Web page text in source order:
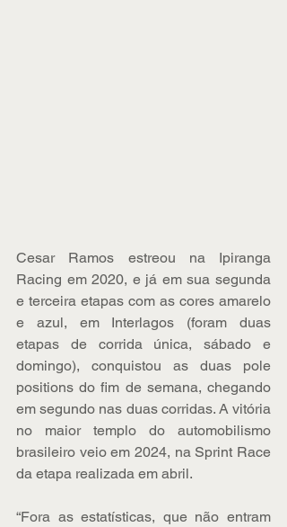
Cesar Ramos estreou na Ipiranga
Racing em 2020, e já em sua segunda
e terceira etapas com as cores amarelo
e azul, em Interlagos (foram duas
etapas de corrida única, sábado e
domingo), conquistou as duas pole
positions do fim de semana, chegando
em segundo nas duas corridas. A vitória
no maior templo do automobilismo
brasileiro veio em 2024, na Sprint Race
da etapa realizada em abril.
“Fora as estatísticas, que não entram